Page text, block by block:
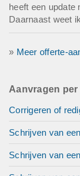
heeft een update
Daarnaast weet
» Meer offerte-
Aanvragen
Corrigeren of
Schrijven van
Schrijven van